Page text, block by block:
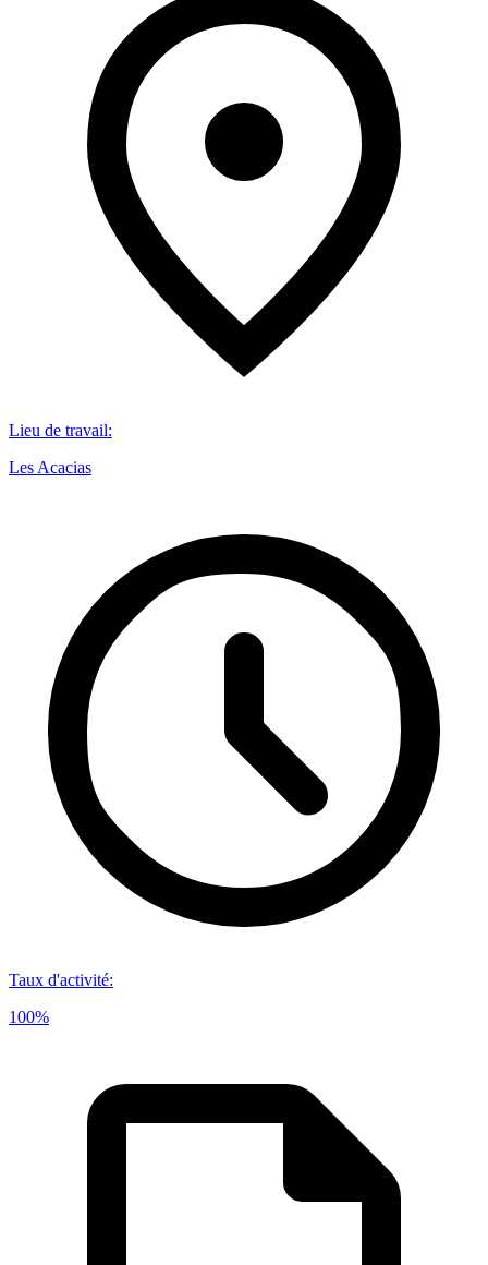
Lieu de travail:
Les Acacias
Taux d'activité:
100%